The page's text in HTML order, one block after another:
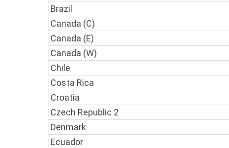
Brazil
Canada (C)
Canada (E)
Canada (W)
Chile
Costa Rica
Croatia
Czech Republic 2
Denmark
Ecuador